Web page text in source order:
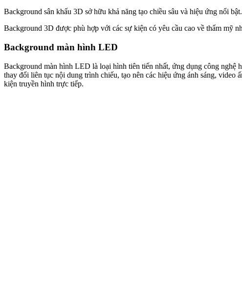
Background sân khấu 3D sở hữu khả năng tạo chiều sâu và hiệu ứng nổi
Background 3D được phù hợp với các sự kiện có yêu cầu cao về thẩm mỹ
Background màn hình LED
Background màn hình LED là loại hình tiên tiến nhất, ứng dụng công nghệ
thay đổi liên tục nội dung trình chiếu, tạo nên các hiệu ứng ánh sáng,
kiện truyền hình trực tiếp.